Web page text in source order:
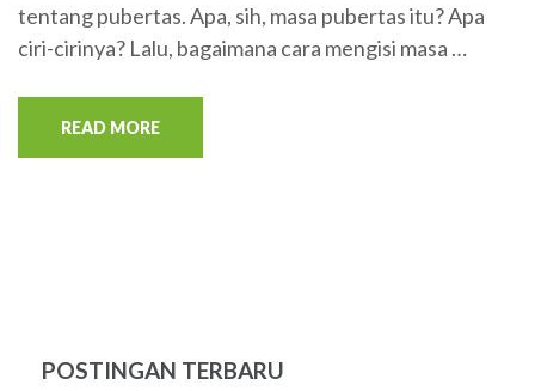
tentang pubertas. Apa, sih, masa pubertas itu? Apa
ciri-cirinya? Lalu, bagaimana cara mengisi masa …
READ MORE
POSTINGAN TERBARU